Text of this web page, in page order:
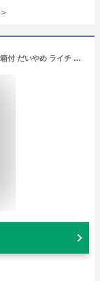
>
芋焼酎 DAIYAME40度 700ml 鹿児島 濱田酒造 箱付 だいやめ ライチ 香熟芋